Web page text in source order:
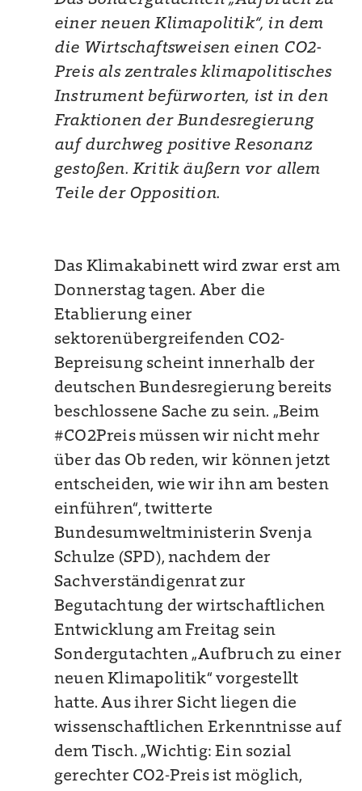
einer neuen Klimapolitik“, in dem
die Wirtschaftsweisen einen CO2-
Preis als zentrales klimapolitisches
Instrument befürworten, ist in den
Fraktionen der Bundesregierung
auf durchweg positive Resonanz
gestoßen. Kritik äußern vor allem
Teile der Opposition.
Das Klimakabinett wird zwar erst am
Donnerstag tagen. Aber die
Etablierung einer
sektorenübergreifenden CO2-
Bepreisung scheint innerhalb der
deutschen Bundesregierung bereits
beschlossene Sache zu sein. „Beim
#CO2Preis müssen wir nicht mehr
über das Ob reden, wir können jetzt
entscheiden, wie wir ihn am besten
einführen“, twitterte
Bundesumweltministerin Svenja
Schulze (SPD), nachdem der
Sachverständigenrat zur
Begutachtung der wirtschaftlichen
Entwicklung am Freitag sein
Sondergutachten „Aufbruch zu einer
neuen Klimapolitik“ vorgestellt
hatte. Aus ihrer Sicht liegen die
wissenschaftlichen Erkenntnisse auf
dem Tisch. „Wichtig: Ein sozial
gerechter CO2-Preis ist möglich,